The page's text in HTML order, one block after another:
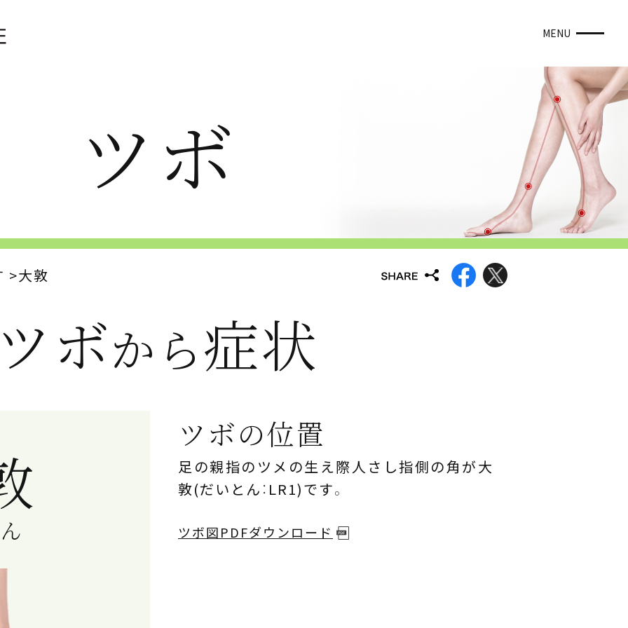
ツボ
大敦
ボから症状
ツボの位置
足の親指のツメの生え際人さし指側の角が大
敦(だいとん：LR1)です。
ツボ図PDFダウンロード